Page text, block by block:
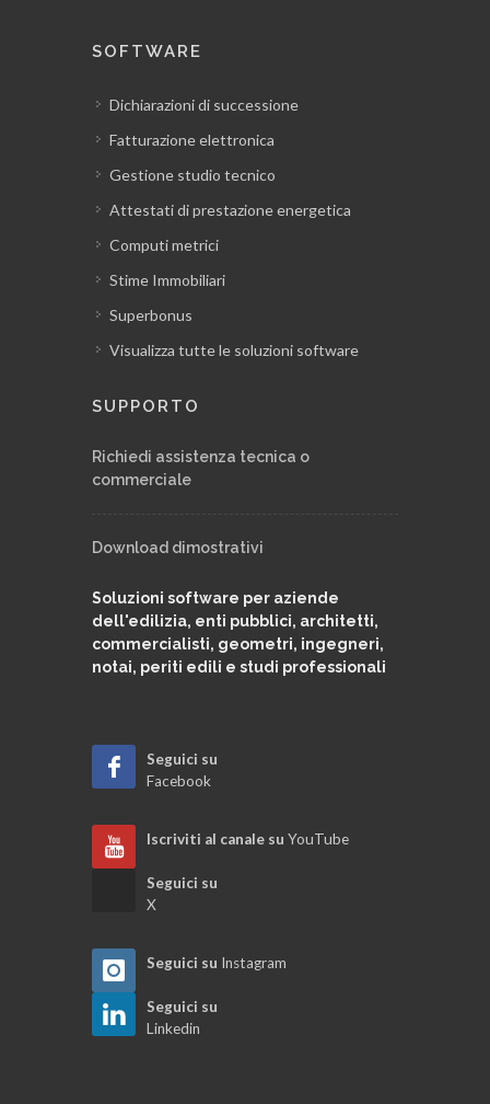
SOFTWARE
Dichiarazioni di successione
Fatturazione elettronica
Gestione studio tecnico
Attestati di prestazione energetica
Computi metrici
Stime Immobiliari
Superbonus
Visualizza tutte le soluzioni software
SUPPORTO
Richiedi assistenza tecnica o
commerciale
Download dimostrativi
Soluzioni software per aziende
dell'edilizia, enti pubblici, architetti,
commercialisti, geometri, ingegneri,
notai, periti edili e studi professionali
Seguici su
Facebook
Iscriviti al canale su YouTube
Seguici su
X
Seguici su Instagram
Seguici su
Linkedin